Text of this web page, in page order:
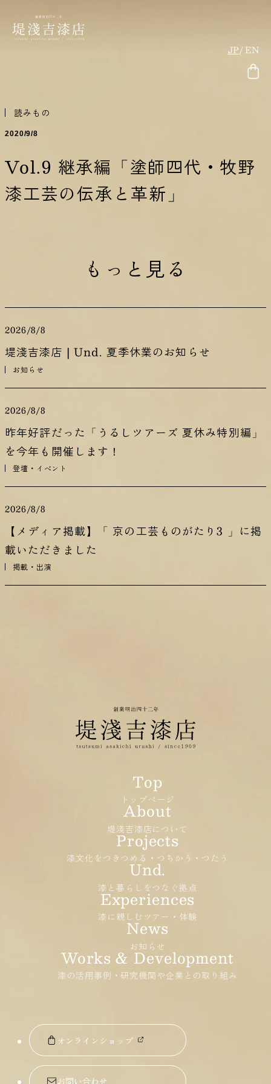
JP EN
読みもの
2020/9/8
Vol.9 継承編「塗師四代・牧野
漆工芸の伝承と革新」
もっと見る
2026/8/8
堤淺吉漆店 | Und. 夏季休業のお知らせ
お知らせ
2026/8/8
昨年好評だった「うるしツアーズ 夏休み特別編」
を今年も開催します！
登壇・イベント
2026/8/8
【メディア掲載】「 京の工芸ものがたり3 」に掲
載いただきました
掲載・出演
トップページ
堤淺吉漆店について
漆文化をつきつめる・つちかう・つたう
漆と暮らしをつなぐ拠点
漆に親しむツアー・体験
お知らせ
漆の活用事例・研究機関や企業との取り組み
オンラインショップ
お問い合わせ